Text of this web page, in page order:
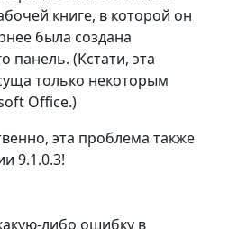
книге, в которой он
была создана
панель. (Кстати, эта
только некоторым
Office.)
эта проблема также
9.1.0.3!
либо ошибку в